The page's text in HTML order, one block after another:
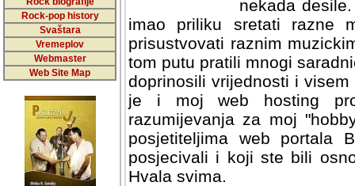
Rock-pop history
Svaštara
Vremeplov
Webmaster
Web Site Map
nekada
imao priliku sretati razne
prisustvovati raznim
tom putu pratili mnogi
doprinosili vrijednosti i
je i moj web hosting
razumijevanja za moj
posjetiteljima web portala
posjecivali i koji ste bili
Hvala svima.